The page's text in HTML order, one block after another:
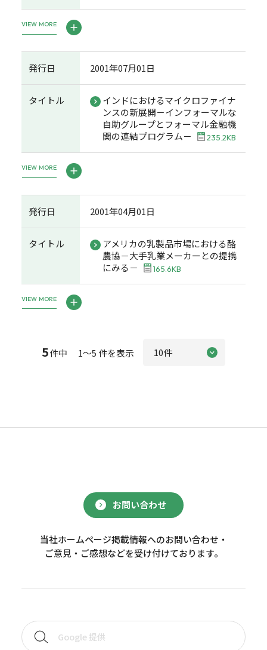
VIEW MORE
発行日 2001年07月01日
タイトル
インドにおけるマイクロファイナ
ンスの新展開－インフォーマルな
自助グループとフォーマル金融機
関の連結プログラム－
235.2KB
VIEW MORE
発行日 2001年04月01日
タイトル
アメリカの乳製品市場における酪
農協－大手乳業メーカーとの提携
にみる－
165.6KB
VIEW MORE
5件中 1～5 件を表示
お問い合わせ
当社ホームページ掲載情報へのお問い合わせ・
ご意見・ご感想などを受け付けております。